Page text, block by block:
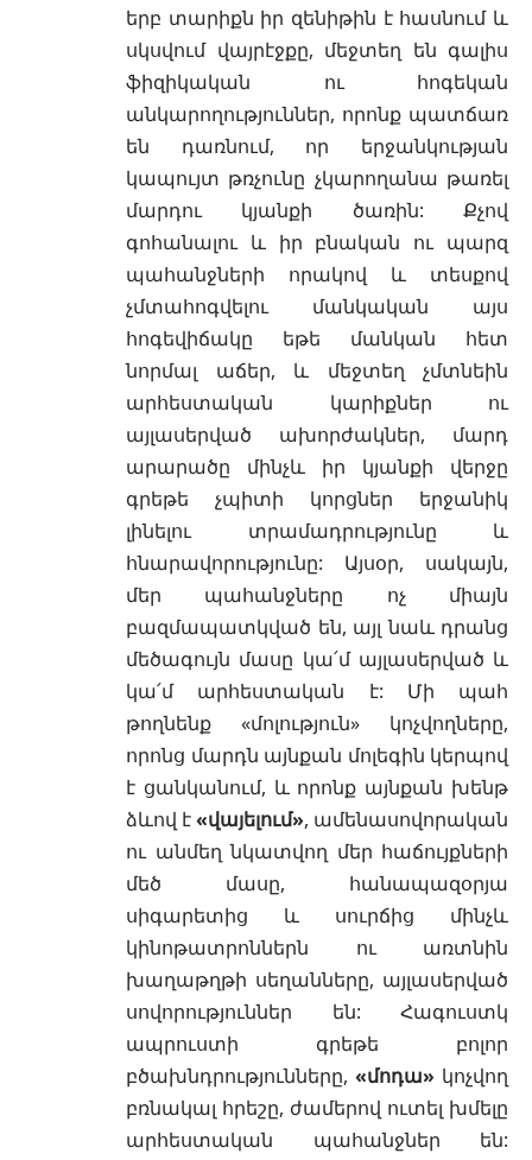
երբ տարիքն իր զենիթին է հասնում և
սկսվում վայրէջքը, մեջտեղ են գալիս
ֆիզիկական ու հոգեկան
անկարողություններ, որոնք պատճառ
են դառնում, որ երջանկության
կապույտ թռչունը չկարողանա թառել
մարդու կյանքի ծառին: Քչով
գոհանալու և իր բնական ու պարզ
պահանջների որակով և տեսքով
չմտահոգվելու մանկական այս
հոգեվիճակը եթե մանկան հետ
նորմալ աճեր, և մեջտեղ չմտնեին
արհեստական կարիքներ ու
այլասերված ախորժակներ, մարդ
արարածը մինչև իր կյանքի վերջը
գրեթե չպիտի կորցներ երջանիկ
լինելու տրամադրությունը և
հնարավորությունը: Այսօր, սակայն,
մեր պահանջները ոչ միայն
բազմապատկված են, այլ նաև դրանց
մեծագույն մասը կա՛մ այլասերված և
կա՛մ արհեստական է: Մի պահ
թողնենք «մոլություն» կոչվողները,
որոնց մարդն այնքան մոլեգին կերպով
է ցանկանում, և որոնք այնքան խենթ
ձևով է«վայելում», ամենասովորական
ու անմեղ նկատվող մեր հաճույքների
մեծ մասը, հանապազօրյա
սիգարետից և սուրճից մինչև
կինոթատրոններն ու առտնին
խաղաթղթի սեղանները, այլասերված
սովորություններ են: Հագուստկ
ապրուստի գրեթե բոլոր
բծախնդրությունները, «մոդա» կոչվող
բռնակալ հրեշը, ժամերով ուտել խմելը
արհեստական պահանջներ են: